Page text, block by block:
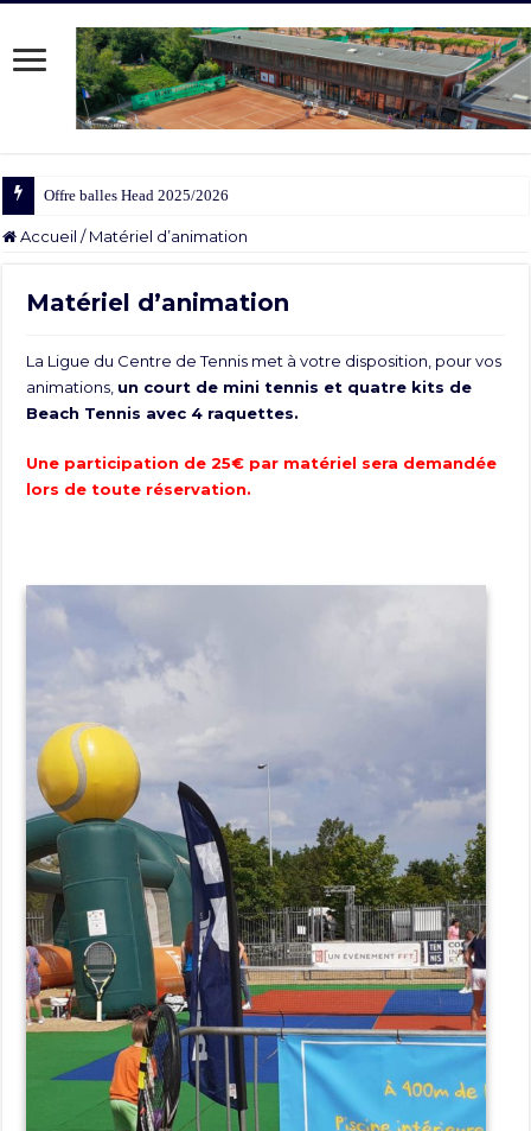
Offre balles Head 2025/2026
Accueil / Matériel d’animation
Matériel d’animation
La Ligue du Centre de Tennis met à votre disposition, pour vos
animations, un court de mini tennis et quatre kits de
Beach Tennis avec 4 raquettes.
Une participation de 25€ par matériel sera demandée
lors de toute réservation.